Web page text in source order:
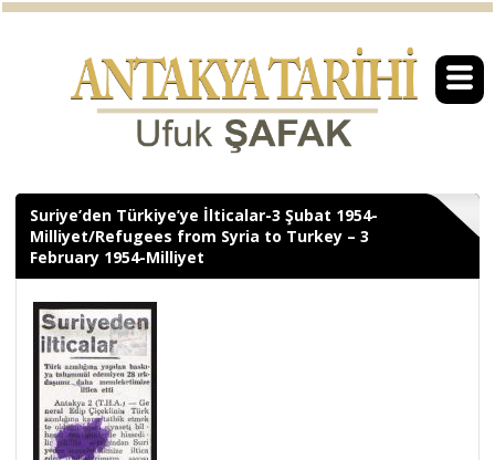
Suriye’den Türkiye’ye İlticalar-3 Şubat 1954-
Milliyet/Refugees from Syria to Turkey – 3
February 1954-Milliyet